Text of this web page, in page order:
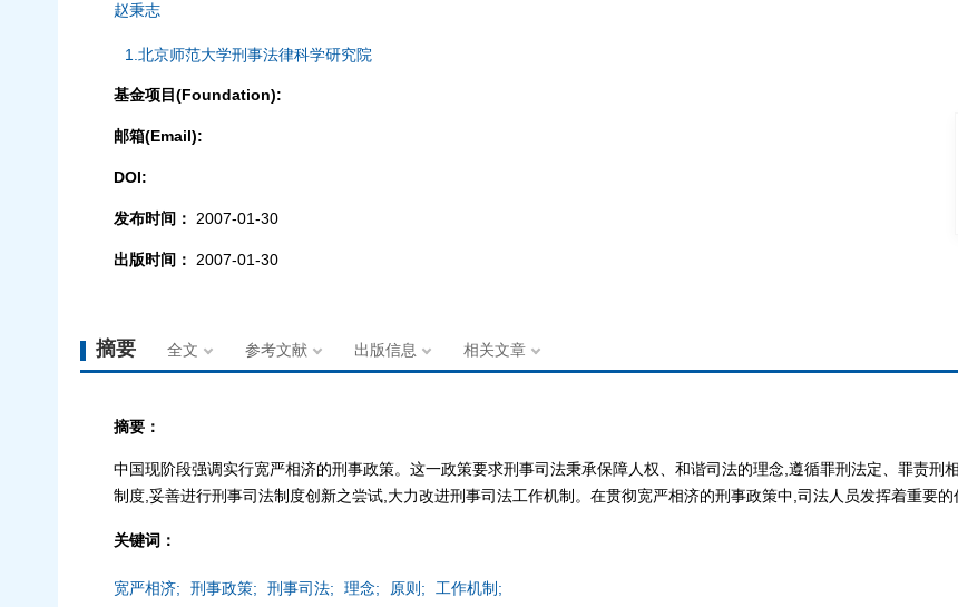
赵秉志
1.北京师范大学刑事法律科学研究院
基金项目(Foundation):
邮箱(Email):
DOI:
发布时间： 2007-01-30
出版时间： 2007-01-30
摘要 全文 参考文献 出版信息 相关文章
摘要：
中国现阶段强调实行宽严相济的刑事政策。这一政策要求刑事司法秉承保障人权、和谐司法的理念,遵循罪刑法定、罪责刑
制度,妥善进行刑事司法制度创新之尝试,大力改进刑事司法工作机制。在贯彻宽严相济的刑事政策中,司法人员发挥着重要的
关键词：
宽严相济; 刑事政策; 刑事司法; 理念; 原则; 工作机制;